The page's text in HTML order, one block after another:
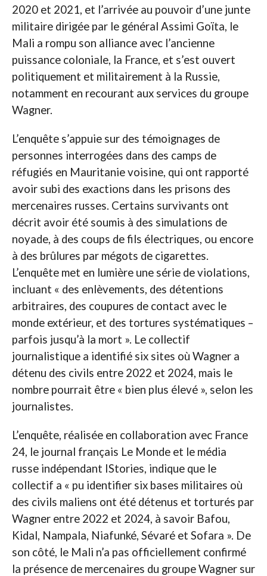
2020 et 2021, et l’arrivée au pouvoir d’une junte
militaire dirigée par le général Assimi Goïta, le
Mali a rompu son alliance avec l’ancienne
puissance coloniale, la France, et s’est ouvert
politiquement et militairement à la Russie,
notamment en recourant aux services du groupe
Wagner.
L’enquête s’appuie sur des témoignages de
personnes interrogées dans des camps de
réfugiés en Mauritanie voisine, qui ont rapporté
avoir subi des exactions dans les prisons des
mercenaires russes. Certains survivants ont
décrit avoir été soumis à des simulations de
noyade, à des coups de fils électriques, ou encore
à des brûlures par mégots de cigarettes.
L’enquête met en lumière une série de violations,
incluant « des enlèvements, des détentions
arbitraires, des coupures de contact avec le
monde extérieur, et des tortures systématiques –
parfois jusqu’à la mort ». Le collectif
journalistique a identifié six sites où Wagner a
détenu des civils entre 2022 et 2024, mais le
nombre pourrait être « bien plus élevé », selon les
journalistes.
L’enquête, réalisée en collaboration avec France
24, le journal français Le Monde et le média
russe indépendant IStories, indique que le
collectif a « pu identifier six bases militaires où
des civils maliens ont été détenus et torturés par
Wagner entre 2022 et 2024, à savoir Bafou,
Kidal, Nampala, Niafunké, Sévaré et Sofara ». De
son côté, le Mali n’a pas officiellement confirmé
la présence de mercenaires du groupe Wagner sur